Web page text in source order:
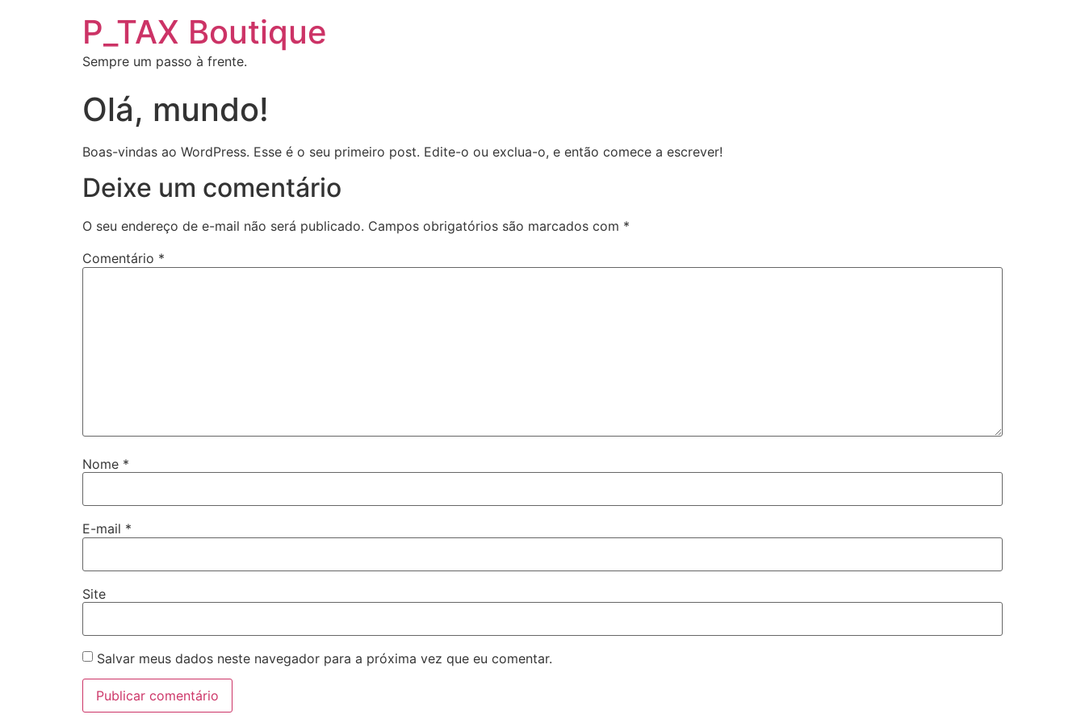
P_TAX Boutique
Sempre um passo à frente.
Olá, mundo!
Boas-vindas ao WordPress. Esse é o seu primeiro post. Edite-o ou exclua-o, e então comece a escrever!
Deixe um comentário
O seu endereço de e-mail não será publicado. Campos obrigatórios são marcados com *
Comentário *
Nome *
E-mail *
Site
Salvar meus dados neste navegador para a próxima vez que eu comentar.